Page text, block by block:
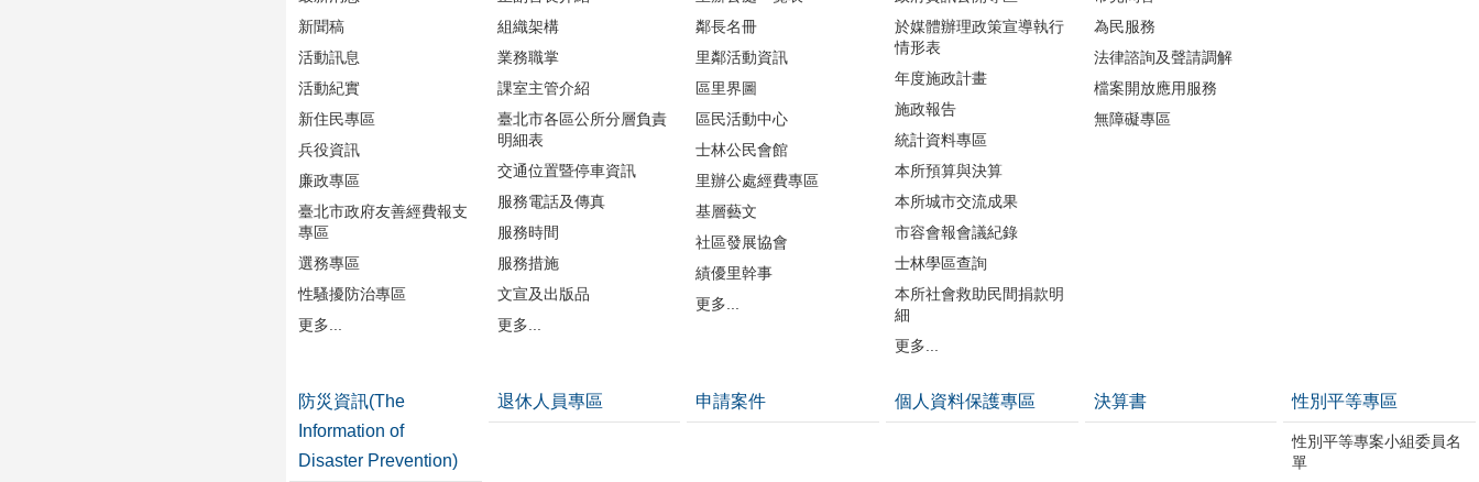
新聞稿
活動訊息
活動紀實
新住民專區
兵役資訊
廉政專區
臺北市政府友善經費報支
專區
選務專區
性騷擾防治專區
更多...
組織架構
業務職掌
課室主管介紹
臺北市各區公所分層負責
明細表
交通位置暨停車資訊
服務電話及傳真
服務時間
服務措施
文宣及出版品
更多...
鄰長名冊
里鄰活動資訊
區里界圖
區民活動中心
士林公民會館
里辦公處經費專區
基層藝文
社區發展協會
績優里幹事
更多...
於媒體辦理政策宣導執行
情形表
年度施政計畫
施政報告
統計資料專區
本所預算與決算
本所城市交流成果
市容會報會議紀錄
士林學區查詢
本所社會救助民間捐款明
細
更多...
為民服務
法律諮詢及聲請調解
檔案開放應用服務
無障礙專區
防災資訊(The
Information of
Disaster Prevention)
退休人員專區 申請案件 個人資料保護專區 決算書 性別平等專區
性別平等專案小組委員名
單